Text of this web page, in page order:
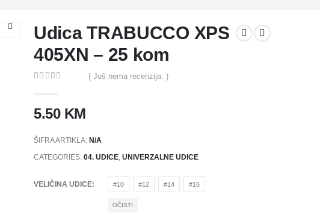
Udica TRABUCCO XPS
405XN – 25 kom
( Još nema recenzija. )
5.50 KM
ŠIFRA ARTIKLA: N/A
CATEGORIES: 04. UDICE, UNIVERZALNE UDICE
VELIČINA UDICE #10 #12 #14 #16
OČISTI